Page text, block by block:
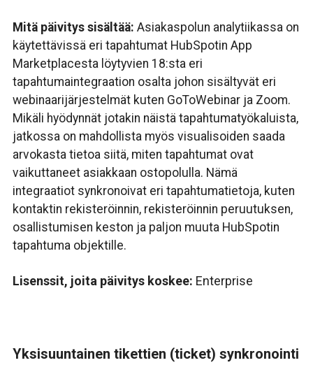
Mitä päivitys sisältää: Asiakaspolun analytiikassa on
käytettävissä eri tapahtumat HubSpotin App
Marketplacesta löytyvien 18:sta eri
tapahtumaintegraation osalta johon sisältyvät eri
webinaarijärjestelmät kuten GoToWebinar ja Zoom.
Mikäli hyödynnät jotakin näistä tapahtumatyökaluista,
jatkossa on mahdollista myös visualisoiden saada
arvokasta tietoa siitä, miten tapahtumat ovat
vaikuttaneet asiakkaan ostopolulla. Nämä
integraatiot synkronoivat eri tapahtumatietoja, kuten
kontaktin rekisteröinnin, rekisteröinnin peruutuksen,
osallistumisen keston ja paljon muuta HubSpotin
tapahtuma objektille.
Lisenssit, joita päivitys koskee: Enterprise
Yksisuuntainen tikettien (ticket) synkronointi